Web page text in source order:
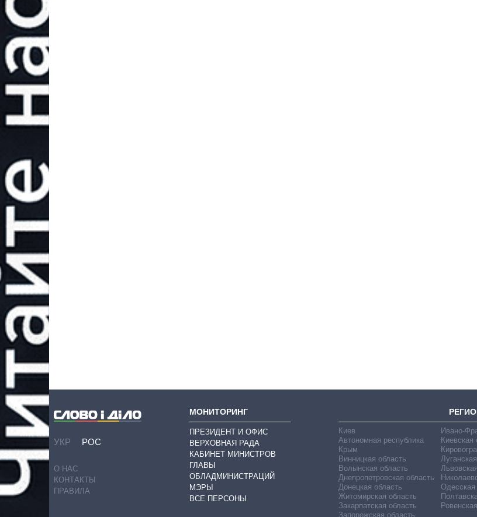
УКР РОС
О НАС
КОНТАКТЫ
ПРАВИЛА
МОНИТОРИНГ
ПРЕЗИДЕНТ И ОФИС
ВЕРХОВНАЯ РАДА
КАБИНЕТ МИНИСТРОВ
ГЛАВЫ
ОБЛАДМИНИСТРАЦИЙ
МЭРЫ
ВСЕ ПЕРСОНЫ
Киев
Автономная республика
Крым
Винницкая область
Волынская область
Днепропетровская область
Донецкая область
Житомирская область
Закарпатская область
Запорожская область
Ивано-
Киевская
Одесская